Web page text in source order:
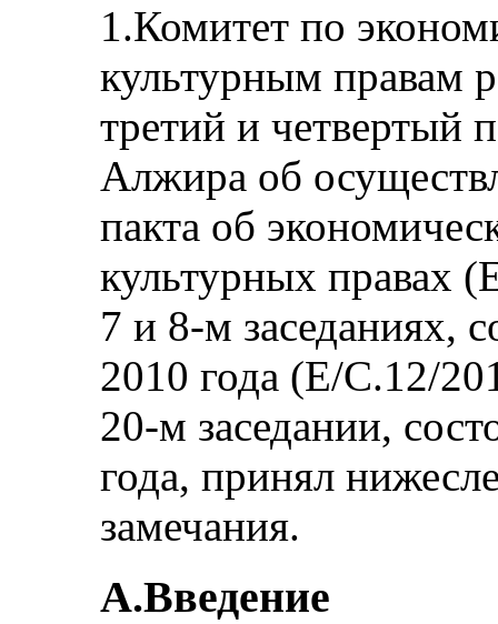
1.Комитет по
культурным правам
третий и четвертый
Алжира об
пакта об
культурных правах
7 и 8-м заседаниях,
2010 года (E/C.12/
20-м заседании,
года, принял
замечания.
А.Введение